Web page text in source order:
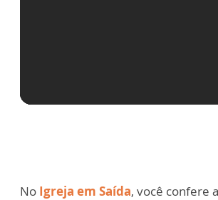
No Igreja em Saída, você confere